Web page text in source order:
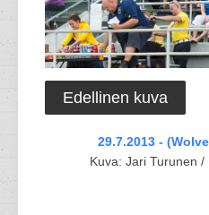
Edellinen kuva
29.7.2013 -
Kuva: Jari Turunen